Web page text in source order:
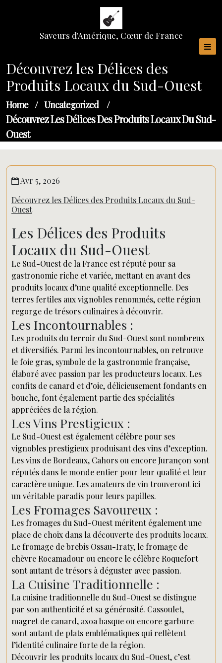
Saveurs d'Amérique, Cœur de France
Découvrez les Délices des
Produits Locaux du Sud-Ouest
Home / Uncategorized /
Découvrez Les Délices Des Produits Locaux Du Sud-
Ouest
Avr 5, 2026
Découvrez les Délices des Produits Locaux du Sud-
Ouest
Les Délices des Produits
Locaux du Sud-Ouest
Le Sud-Ouest de la France est réputé pour sa
gastronomie riche et variée, mettant en avant des
produits locaux d’une qualité exceptionnelle. Des
terres fertiles aux vignobles renommés, cette région
regorge de trésors culinaires à découvrir.
Les Incontournables :
Les produits du terroir du Sud-Ouest sont nombreux
et diversifiés. Parmi les incontournables, on retrouve
le foie gras, symbole de la gastronomie française,
élaboré avec passion par les producteurs locaux. Les
confits de canard et d’oie, délicieusement fondants en
bouche, font également partie des spécialités
appréciées de la région.
Les Vins Prestigieux :
Le Sud-Ouest est également célèbre pour ses
vignobles prestigieux produisant des vins d’exception.
Les vins de Bordeaux, Cahors ou encore Jurançon sont
réputés dans le monde entier pour leur qualité et leur
caractère unique. Les amateurs de vin trouveront ici
un véritable paradis pour leurs papilles.
Les Fromages Savoureux :
Les fromages du Sud-Ouest méritent également une
place de choix dans la découverte des produits locaux.
Le fromage de brebis Ossau-Iraty, le fromage de
chèvre Rocamadour ou encore le célèbre Roquefort
sont autant de trésors à déguster avec passion.
La Cuisine Traditionnelle :
La cuisine traditionnelle du Sud-Ouest se distingue
par son authenticité et sa générosité. Cassoulet,
magret de canard, axoa basque ou encore garbure
sont autant de plats emblématiques qui reflètent
l’identité culinaire forte de la région.
Découvrir les produits locaux du Sud-Ouest, c’est